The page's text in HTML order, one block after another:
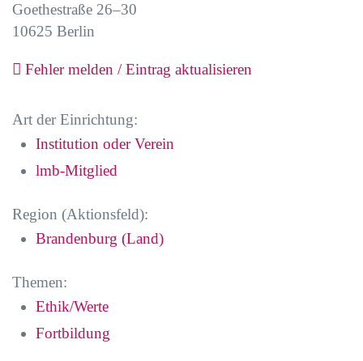
Goethestraße 26–30
10625 Berlin
Fehler melden / Eintrag aktualisieren
Art der Einrichtung:
Institution oder Verein
lmb-Mitglied
Region (Aktionsfeld):
Brandenburg (Land)
Themen:
Ethik/Werte
Fortbildung